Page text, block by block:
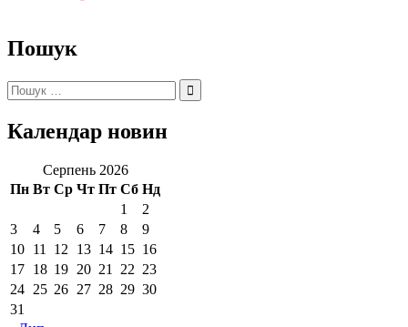
Пошук
Пошук:
Календар новин
Серпень 2026
Пн Вт Ср Чт Пт Сб Нд
1
2
3
4 5 6 7 8
9
10 11 12 13 14 15 16
17 18 19 20 21 22 23
24 25 26 27 28 29 30
31